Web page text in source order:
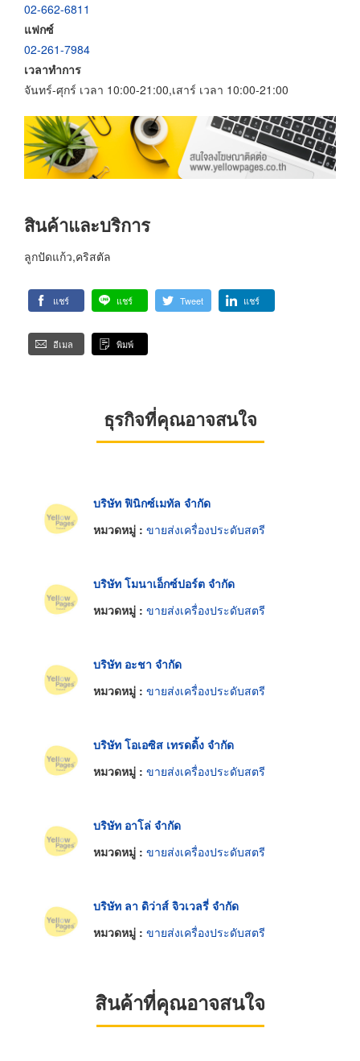
02-662-6811
แฟกซ์
02-261-7984
เวลาทำการ
จันทร์-ศุกร์ เวลา 10:00-21:00,เสาร์ เวลา 10:00-21:00
สินค้าและบริการ
ลูกปัดแก้ว,คริสตัล
แชร์ แชร์ Tweet แชร์
อีเมล พิมพ์
ธุรกิจที่คุณอาจสนใจ
บริษัท ฟินิกซ์เมทัล จำกัด
หมวดหมู่ : ขายส่งเครื่องประดับสตรี
บริษัท โมนาเอ็กซ์ปอร์ต จำกัด
หมวดหมู่ : ขายส่งเครื่องประดับสตรี
บริษัท อะชา จำกัด
หมวดหมู่ : ขายส่งเครื่องประดับสตรี
บริษัท โอเอซิส เทรดดิ้ง จำกัด
หมวดหมู่ : ขายส่งเครื่องประดับสตรี
บริษัท อาโล่ จำกัด
หมวดหมู่ : ขายส่งเครื่องประดับสตรี
บริษัท ลา ดิว่าส์ จิวเวลรี่ จำกัด
หมวดหมู่ : ขายส่งเครื่องประดับสตรี
สินค้าที่คุณอาจสนใจ